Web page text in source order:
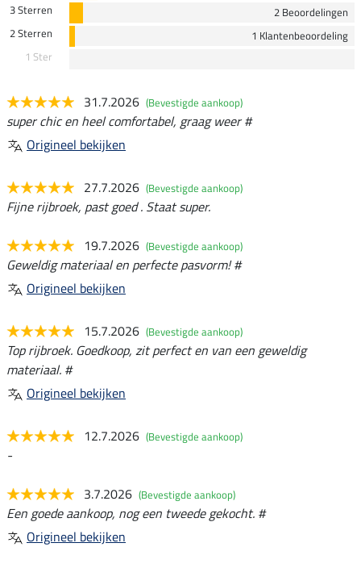
3 Sterren
2 Beoordelingen
2 Sterren
1 Klantenbeoordeling
1 Ster
31.7.2026 (Bevestigde aankoop)
super chic en heel comfortabel, graag weer #
Origineel bekijken
27.7.2026 (Bevestigde aankoop)
Fijne rijbroek, past goed . Staat super.
19.7.2026 (Bevestigde aankoop)
Geweldig materiaal en perfecte pasvorm! #
Origineel bekijken
15.7.2026 (Bevestigde aankoop)
Top rijbroek. Goedkoop, zit perfect en van een geweldig
materiaal. #
Origineel bekijken
12.7.2026 (Bevestigde aankoop)
-
3.7.2026 (Bevestigde aankoop)
Een goede aankoop, nog een tweede gekocht. #
Origineel bekijken